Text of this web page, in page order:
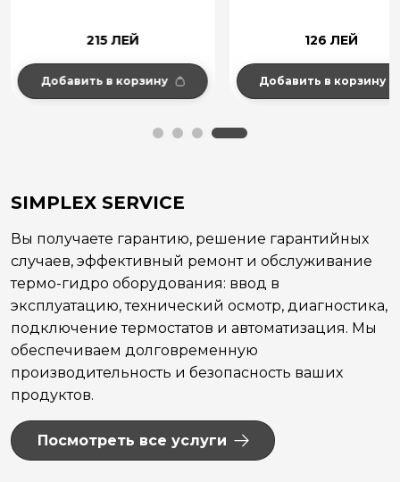
215 ЛЕЙ
Добавить в корзину
126 ЛЕЙ
Добавить в корзину
SIMPLEX SERVICE
Вы получаете гарантию, решение гарантийных
случаев, эффективный ремонт и обслуживание
термо-гидро оборудования: ввод в
эксплуатацию, технический осмотр, диагностика,
подключение термостатов и автоматизация. Мы
обеспечиваем долговременную
производительность и безопасность ваших
продуктов.
Посмотреть все услуги